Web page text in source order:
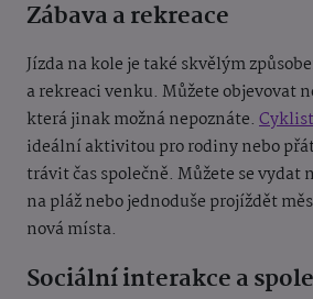
Zábava a rekreace
Jízda na kole je také skvělým
a rekreaci venku. Můžete objevovat
která jinak možná nepoznáte.
ideální aktivitou pro rodiny nebo
trávit čas společně. Můžete se vydat
na pláž nebo jednoduše projíždět
nová místa.
Sociální interakce a